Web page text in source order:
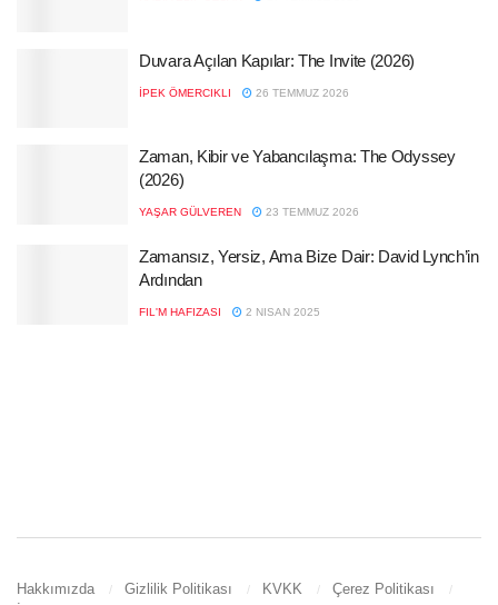
Duvara Açılan Kapılar: The Invite (2026)
İPEK ÖMERCIKLI 26 TEMMUZ 2026
Zaman, Kibir ve Yabancılaşma: The Odyssey
(2026)
YAŞAR GÜLVEREN 23 TEMMUZ 2026
Zamansız, Yersiz, Ama Bize Dair: David Lynch’in
Ardından
FIL'M HAFIZASI 2 NISAN 2025
Hakkımızda Gizlilik Politikası KVKK
Çerez Politikası